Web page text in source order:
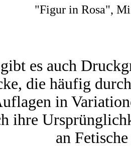
"Figur in Rosa",
es auch
die häufig
in
ihre
an